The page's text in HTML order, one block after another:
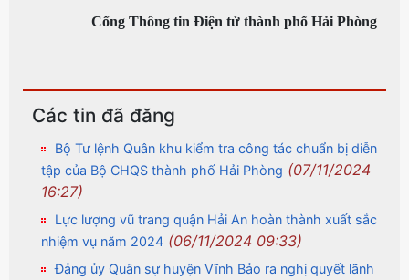
Cổng Thông tin Điện tử thành phố Hải Phòng
Các tin đã đăng
Bộ Tư lệnh Quân khu kiểm tra công tác chuẩn bị diễn
tập của Bộ CHQS thành phố Hải Phòng (07/11/2024
16:27)
Lực lượng vũ trang quận Hải An hoàn thành xuất sắc
nhiệm vụ năm 2024 (06/11/2024 09:33)
Đảng ủy Quân sự huyện Vĩnh Bảo ra nghị quyết lãnh